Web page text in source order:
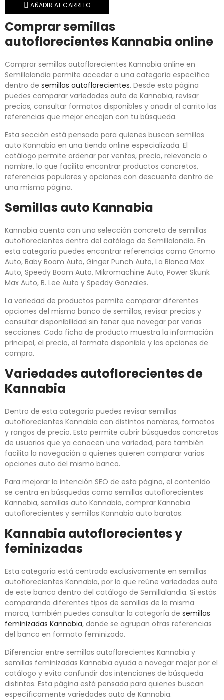
AÑADIR AL CARRITO
Comprar semillas
autoflorecientes Kannabia online
Comprar semillas autoflorecientes Kannabia online en
Semillalandia permite acceder a una categoría específica
dentro de semillas autoflorecientes. Desde esta página
puedes comparar variedades auto de Kannabia, revisar
precios, consultar formatos disponibles y añadir al carrito las
referencias que mejor encajen con tu búsqueda.
Esta sección está pensada para quienes buscan semillas
auto Kannabia en una tienda online especializada. El
catálogo permite ordenar por ventas, precio, relevancia o
nombre, lo que facilita encontrar productos concretos,
referencias populares y opciones con descuento dentro de
una misma página.
Semillas auto Kannabia
Kannabia cuenta con una selección concreta de semillas
autoflorecientes dentro del catálogo de Semillalandia. En
esta categoría puedes encontrar referencias como Gnomo
Auto, Baby Boom Auto, Ginger Punch Auto, La Blanca Max
Auto, Speedy Boom Auto, Mikromachine Auto, Power Skunk
Max Auto, B. Lee Auto y Speddy Gonzales.
La variedad de productos permite comparar diferentes
opciones del mismo banco de semillas, revisar precios y
consultar disponibilidad sin tener que navegar por varias
secciones. Cada ficha de producto muestra la información
principal, el precio, el formato disponible y las opciones de
compra.
Variedades autoflorecientes de
Kannabia
Dentro de esta categoría puedes revisar semillas
autoflorecientes Kannabia con distintos nombres, formatos
y rangos de precio. Esto permite cubrir búsquedas concretas
de usuarios que ya conocen una variedad, pero también
facilita la navegación a quienes quieren comparar varias
opciones auto del mismo banco.
Para mejorar la intención SEO de esta página, el contenido
se centra en búsquedas como semillas autoflorecientes
Kannabia, semillas auto Kannabia, comprar Kannabia
autoflorecientes y semillas Kannabia auto baratas.
Kannabia autoflorecientes y
feminizadas
Esta categoría está centrada exclusivamente en semillas
autoflorecientes Kannabia, por lo que reúne variedades auto
de este banco dentro del catálogo de Semillalandia. Si estás
comparando diferentes tipos de semillas de la misma
marca, también puedes consultar la categoría de semillas
feminizadas Kannabia, donde se agrupan otras referencias
del banco en formato feminizado.
Diferenciar entre semillas autoflorecientes Kannabia y
semillas feminizadas Kannabia ayuda a navegar mejor por el
catálogo y evita confundir dos intenciones de búsqueda
distintas. Esta página está pensada para quienes buscan
específicamente variedades auto de Kannabia.